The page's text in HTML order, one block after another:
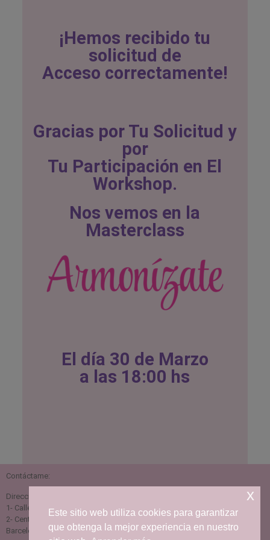
¡Hemos recibido tu
solicitud de
Acceso correctamente!
Gracias por Tu Solicitud y
por
Tu Participación en El
Workshop.
Nos vemos en la
Masterclass
El día 30 de Marzo
a las 18:00 hs
Contáctame:
Dirección:
1- Calle Iglésia 141, 08370 Calella, Barcelona
2- Centro de medicina integral VitaVeda C/Temple 31, 08911 Badalona,
Barcelona
Este sitio web utiliza cookies para garantizar
que obtenga la mejor experiencia en nuestro
x